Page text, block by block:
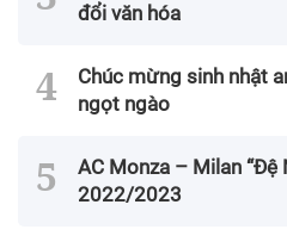
đổi văn hóa
Chúc mừng sinh nhật
ngọt ngào
AC Monza – Milan “Đệ
2022/2023